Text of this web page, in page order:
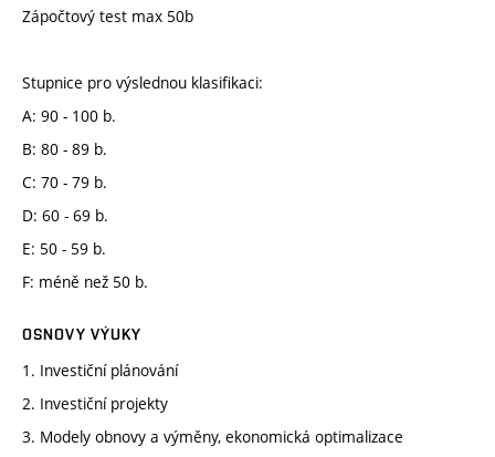
Zápočtový test max 50b
Stupnice pro výslednou klasifikaci:
A: 90 - 100 b.
B: 80 - 89 b.
C: 70 - 79 b.
D: 60 - 69 b.
E: 50 - 59 b.
F: méně než 50 b.
OSNOVY VÝUKY
1. Investiční plánování
2. Investiční projekty
3. Modely obnovy a výměny, ekonomická optimalizace